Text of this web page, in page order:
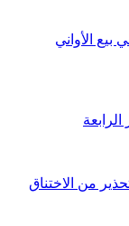
الأواني
من الاختناق